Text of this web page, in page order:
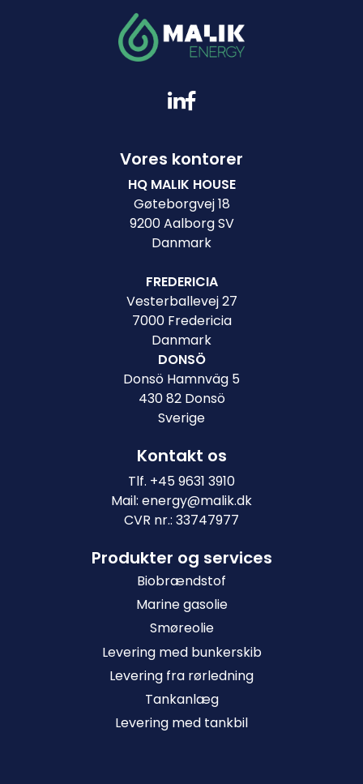
Vores kontorer
HQ MALIK HOUSE
Gøteborgvej 18
9200 Aalborg SV
Danmark
FREDERICIA
Vesterballevej 27
7000 Fredericia
Danmark
DONSÖ
Donsö Hamnväg 5
430 82 Donsö
Sverige
Kontakt os
Tlf. +45 9631 3910
Mail: energy@malik.dk
CVR nr.: 33747977
Produkter og services
Biobrændstof
Marine gasolie
Smøreolie
Levering med bunkerskib
Levering fra rørledning
Tankanlæg
Levering med tankbil